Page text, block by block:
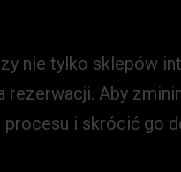
nie tylko sklepów
Aby
i skrócić go